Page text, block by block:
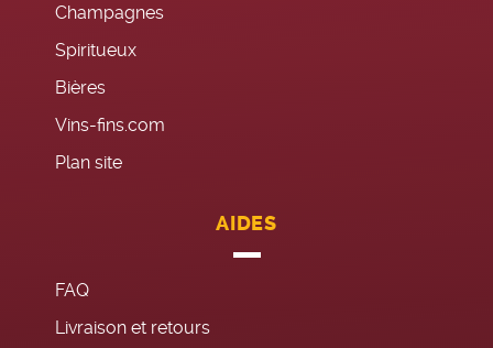
Champagnes
Spiritueux
Bières
Vins-fins.com
Plan site
AIDES
FAQ
Livraison et retours